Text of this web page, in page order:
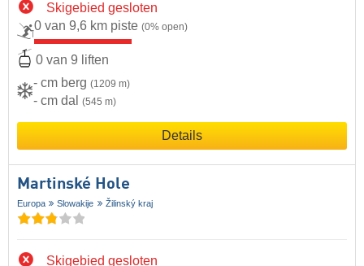
Skigebied gesloten
0 van 9,6 km piste (0% open)
0 van 9 liften
- cm berg (1209 m)
- cm dal (545 m)
Details
Martinské Hole
Europa Slowakije Žilinský kraj
Skigebied gesloten